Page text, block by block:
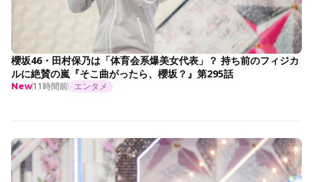
櫻坂46・田村保乃は「体育会系爆美女代表」？ 持ち前のフィジカ
ルに絶賛の嵐『そこ曲がったら、櫻坂？』第295話
New11時間前 エンタメ